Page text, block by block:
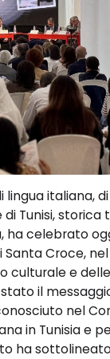
lingua italiana,
Tunisi, storica
ha celebrato
Croce, nel
culturale e
il
nel
in Tunisia e
ha